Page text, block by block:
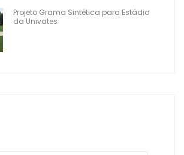
Projeto Grama Sintética para Estádio
da Univates